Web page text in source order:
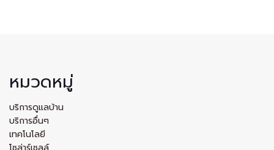
หมวดหมู่
บริการดูแลบ้าน
บริการอื่นๆ
เทคโนโลยี